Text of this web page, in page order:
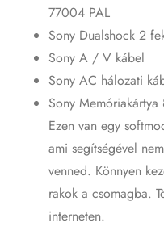
77004 PAL
Sony Dualshock 2
Sony A / V kábel
Sony AC hálozati
Sony Memóriakártya
Ezen van egy
ami segítségével
venned. Könnyen
rakok a csomagba.
interneten.